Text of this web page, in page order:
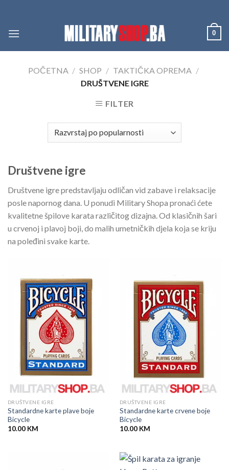
content
0
POČETNA / SHOP / TAKTIČKA OPREMA /
DRUŠTVENE IGRE
FILTER
Društvene igre
Društvene igre predstavljaju odličan vid zabave i relaksacije
posle napornog dana. U ponudi Military Shopa pronaći ćete
kvalitetne špilove karata različitog dizajna. Od klasičnih šari
u crvenoj i plavoj boji, do malih umetničkih djela koja se kriju
na poleđini svake karte.
DRUŠTVENE IGRE
Standardne karte plave boje
Bicycle
10.00 KM
DRUŠTVENE IGRE
Standardne karte crvene boje
Bicycle
10.00 KM